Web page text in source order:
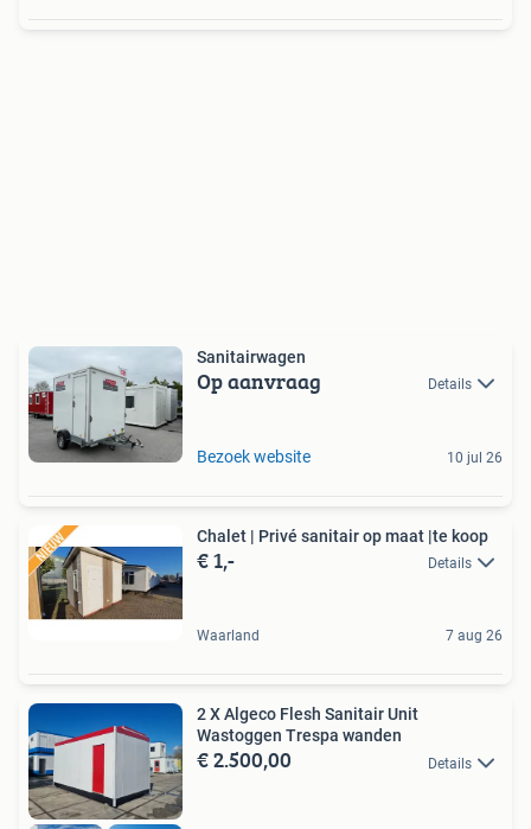
Sanitairwagen
Op aanvraag Details
Bezoek website 10 jul 26
Chalet | Privé sanitair op maat |te koop
€ 1,- Details
Waarland 7 aug 26
2 X Algeco Flesh Sanitair Unit
Wastoggen Trespa wanden
€ 2.500,00 Details